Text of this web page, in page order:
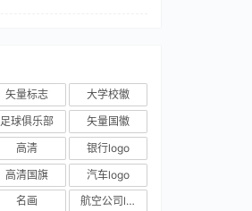
矢量标志
大学校徽
足球俱乐部
矢量国徽
高清
银行logo
高清国旗
汽车logo
名画
航空公司logo